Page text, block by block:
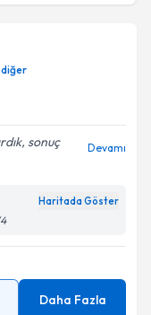
diğer
sonuç
Devamı
Haritada Göster
Daha Fazla